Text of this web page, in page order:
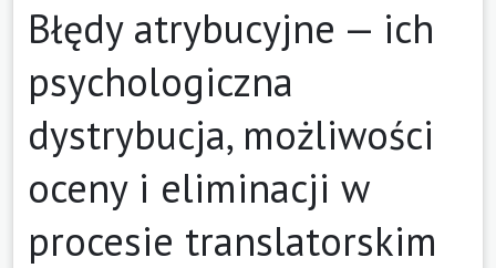
Błędy atrybucyjne — ich
psychologiczna
dystrybucja, możliwości
oceny i eliminacji w
procesie translatorskim